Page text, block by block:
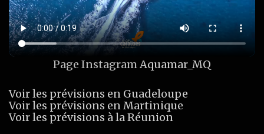
Page InstagramAquamar_MQ
Voir les prévisions en Guadeloupe
Voir les prévisions en Martinique
Voir les prévisions à la Réunion